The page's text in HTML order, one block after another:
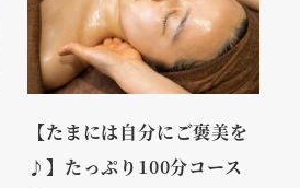
【たまには自分にご褒美を
♪】たっぷり100分コース